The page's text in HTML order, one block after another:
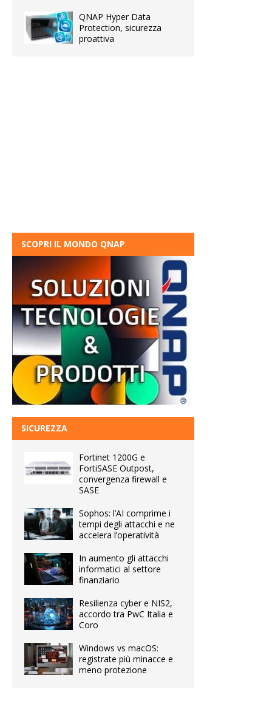
QNAP Hyper Data
Protection, sicurezza
proattiva
SCOPRI IL MONDO QNAP
SICUREZZA
Fortinet 1200G e
FortiSASE Outpost,
convergenza firewall e
SASE
Sophos: l’AI comprime i
tempi degli attacchi e ne
accelera l’operatività
In aumento gli attacchi
informatici al settore
finanziario
Resilienza cyber e NIS2,
accordo tra PwC Italia e
Coro
Windows vs macOS:
registrate più minacce e
meno protezione